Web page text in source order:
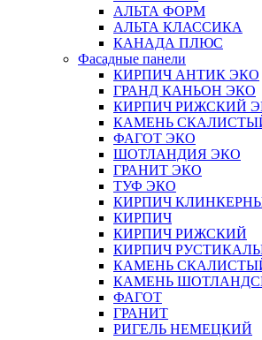
АЛЬТА ФОРМ
АЛЬТА КЛАССИКА
КАНАДА ПЛЮС
Фасадные панели
КИРПИЧ АНТИК ЭКО
ГРАНД КАНЬОН ЭКО
КИРПИЧ РИЖСКИЙ
КАМЕНЬ
ФАГОТ ЭКО
ШОТЛАНДИЯ ЭКО
ГРАНИТ ЭКО
ТУФ ЭКО
КИРПИЧ
КИРПИЧ
КИРПИЧ РИЖСКИЙ
КИРПИЧ
КАМЕНЬ
КАМЕНЬ
ФАГОТ
ГРАНИТ
РИГЕЛЬ НЕМЕЦКИЙ